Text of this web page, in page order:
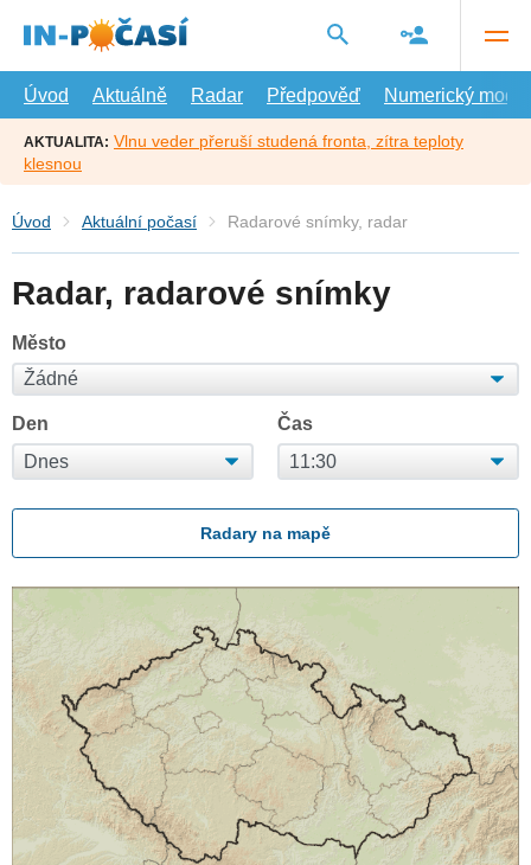
hlavní
Úvod
Aktuálně Radar Předpověď Numerický model
AKTUALITA: Vlnu veder přeruší studená fronta, zítra teploty
klesnou
Úvod Aktuální počasí Radarové snímky, radar
Radar, radarové snímky
Město
Den Čas
Radary na mapě